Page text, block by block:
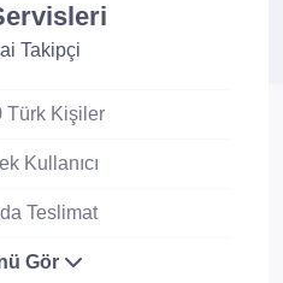
Takipçi
Türk Kişiler
Kullanıcı
Teslimat
Gör